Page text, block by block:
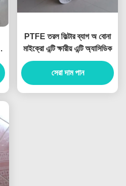
PTFE তরল ফিল্টার ব্যাগ অ বোনা
মাইক্রো এন্টি ক্ষারীয় এন্টি অ্যাসিডিক
সেরা দাম পান